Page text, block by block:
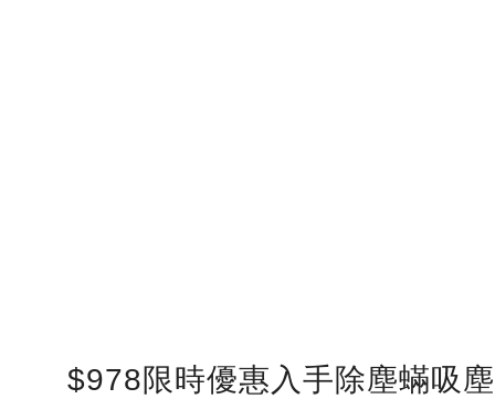
$978限時優惠入手除塵蟎吸